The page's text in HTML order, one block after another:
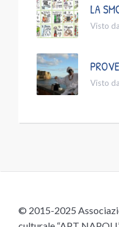
LA
Visto
Visto
© 2015-2025